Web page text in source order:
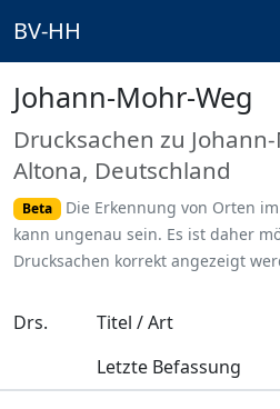
BV-HH
Johann-Mohr-Weg
Drucksachen zu
Altona, Deutschland
Beta
Die Erkennung von Orten
kann ungenau sein. Es ist daher
Drucksachen korrekt angezeigt
Drs.
Titel / Art
Letzte Befassung